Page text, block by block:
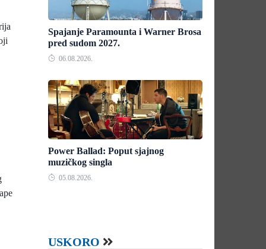
Spajanje Paramounta i Warner Brosa
pred sudom 2027.
06.08.2026.
Power Ballad: Poput sjajnog
muzičkog singla
05.08.2026.
USKORO